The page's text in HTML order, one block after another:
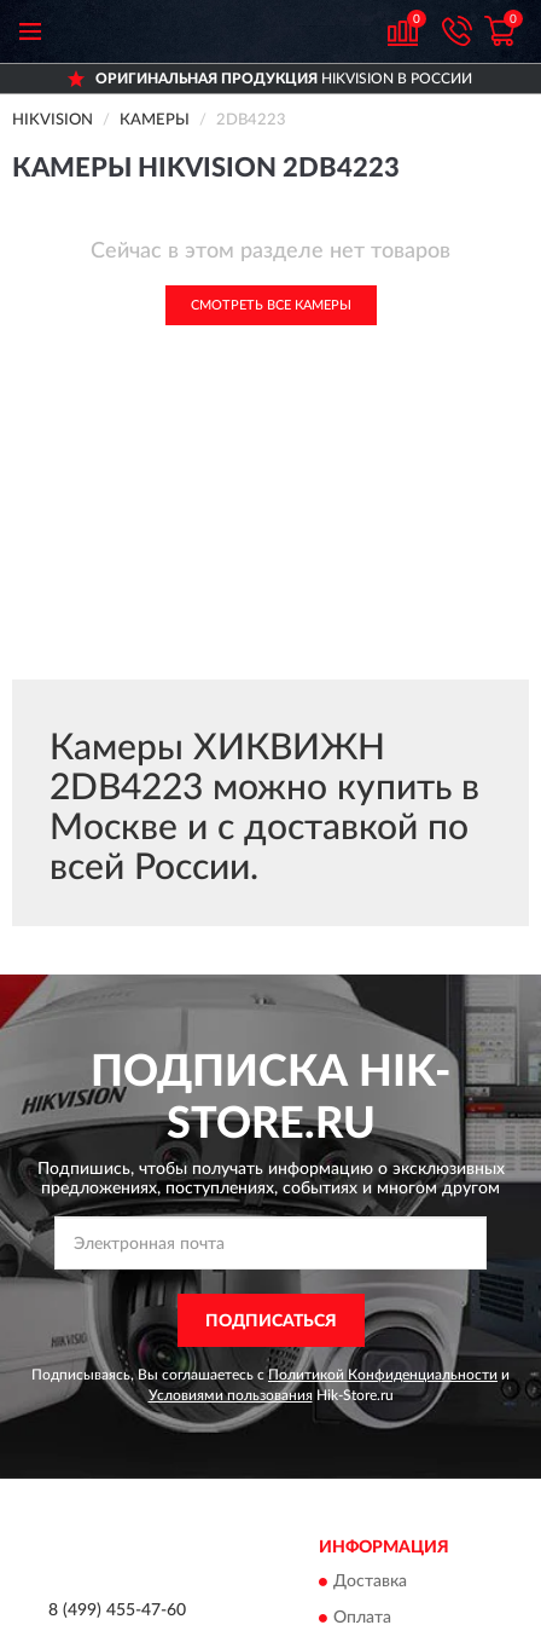
0 0
ОРИГИНАЛЬНАЯ ПРОДУКЦИЯ HIKVISION В РОССИИ
HIKVISION КАМЕРЫ 2DB4223
КАМЕРЫ HIKVISION 2DB4223
Сейчас в этом разделе нет товаров
СМОТРЕТЬ ВСЕ КАМЕРЫ
Камеры ХИКВИЖН
2DB4223 можно купить в
Москве и с доставкой по
всей России.
ПОДПИСКА HIK-
STORE.RU
Подпишись, чтобы получать информацию о эксклюзивных
предложениях, поступлениях, событиях и многом другом
ПОДПИСАТЬСЯ
Подписываясь, Вы соглашаетесь сПолитикой Конфиденциальности и
Условиями пользованияHik-Store.ru
8 (499) 455-47-60
ИНФОРМАЦИЯ
Доставка
Оплата